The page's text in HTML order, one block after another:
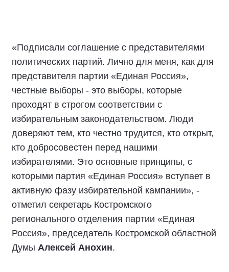
«Подписали соглашение с представителями
политических партий. Лично для меня, как для
представителя партии «Единая Россия»,
честные выборы - это выборы, которые
проходят в строгом соответствии с
избирательным законодательством. Люди
доверяют тем, кто честно трудится, кто открыт,
кто добросовестен перед нашими
избирателями. Это основные принципы, с
которыми партия «Единая Россия» вступает в
активную фазу избирательной кампании», -
отметил секретарь Костромского
регионального отделения партии «Единая
Россия», председатель Костромской областной
Думы Алексей Анохин.